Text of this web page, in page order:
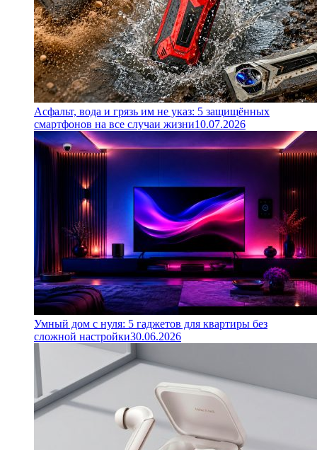
Асфальт, вода и грязь им не указ: 5 защищённых
смартфонов на все случаи жизни10.07.2026
Умный дом с нуля: 5 гаджетов для квартиры без
сложной настройки30.06.2026